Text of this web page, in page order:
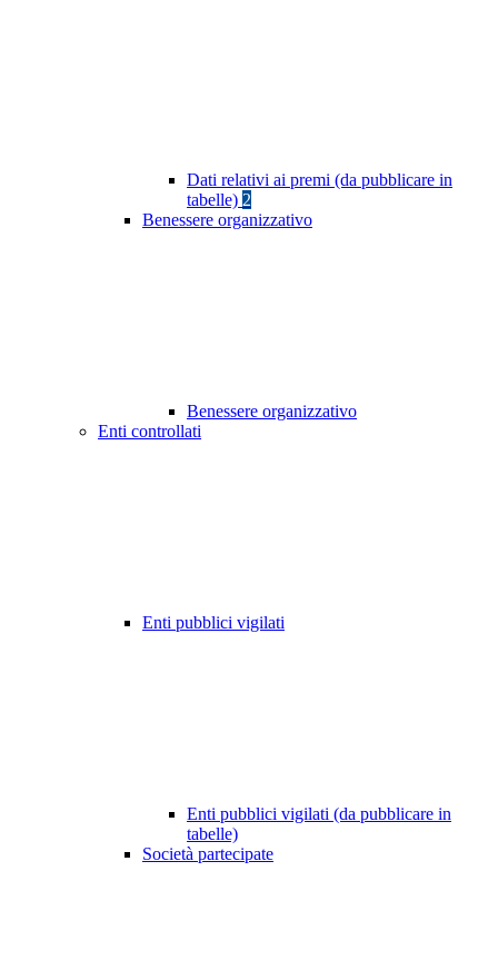
Dati relativi ai premi (da pubblicare in
tabelle) 2
Benessere organizzativo
Benessere organizzativo
Enti controllati
Enti pubblici vigilati
Enti pubblici vigilati (da pubblicare in
tabelle)
Società partecipate